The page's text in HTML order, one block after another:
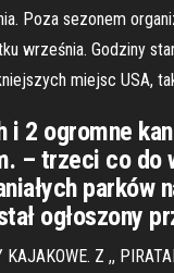
Poza sezonem
września. Godziny
miejsc USA,
i 2 ogromne
– trzeci co do
parków
ogłoszony
KAJAKOWE. Z ,,